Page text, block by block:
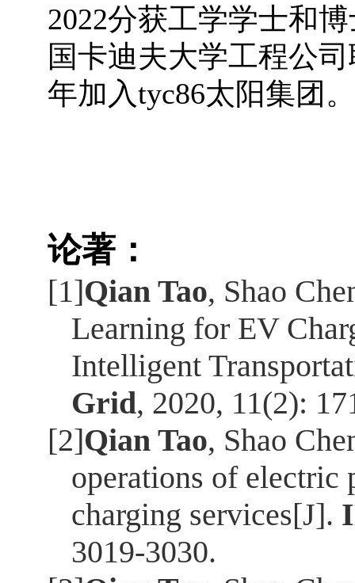
2022分获工学学士和
国卡迪夫大学工程公
年加入tyc86太阳集团。
论著：
[1]Qian Tao, Shao
Learning for EV
Intelligent
Grid, 2020, 11(2):
[2]Qian Tao, Shao
operations of electric
charging services[J].
3019-3030.